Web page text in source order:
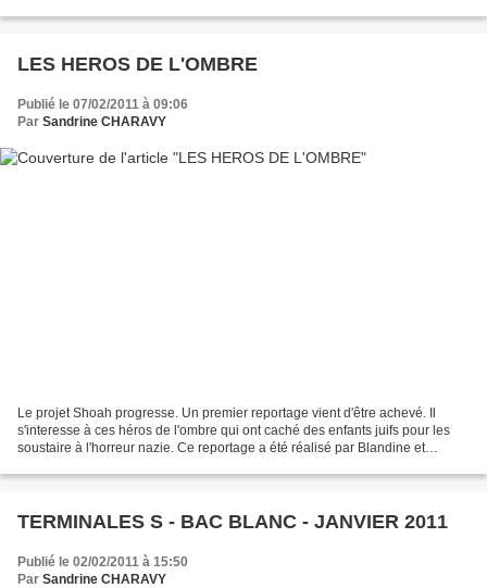
LES HEROS DE L'OMBRE
Publié le 07/02/2011 à 09:06
Par Sandrine CHARAVY
Le projet Shoah progresse. Un premier reportage vient d'être achevé. Il
s'interesse à ces héros de l'ombre qui ont caché des enfants juifs pour les
soustaire à l'horreur nazie. Ce reportage a été réalisé par Blandine et
TERMINALES S - BAC BLANC - JANVIER 2011
Publié le 02/02/2011 à 15:50
Par Sandrine CHARAVY